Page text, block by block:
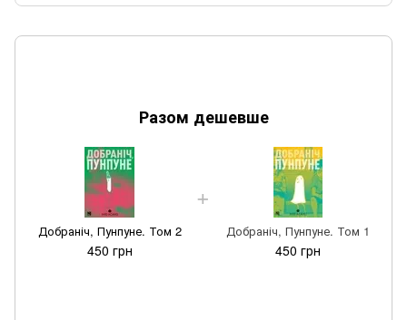
Разом дешевше
Добраніч, Пунпуне. Том 2
450 грн
Добраніч, Пунпуне. Том 1
450 грн